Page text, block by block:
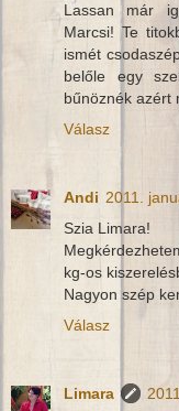
Lassan már
Marcsi! Te
ismét
belőle egy
bűnöznék azért
Válasz
Andi 2011.
Szia Limara!
kg-os
Nagyon szép
Válasz
Limara